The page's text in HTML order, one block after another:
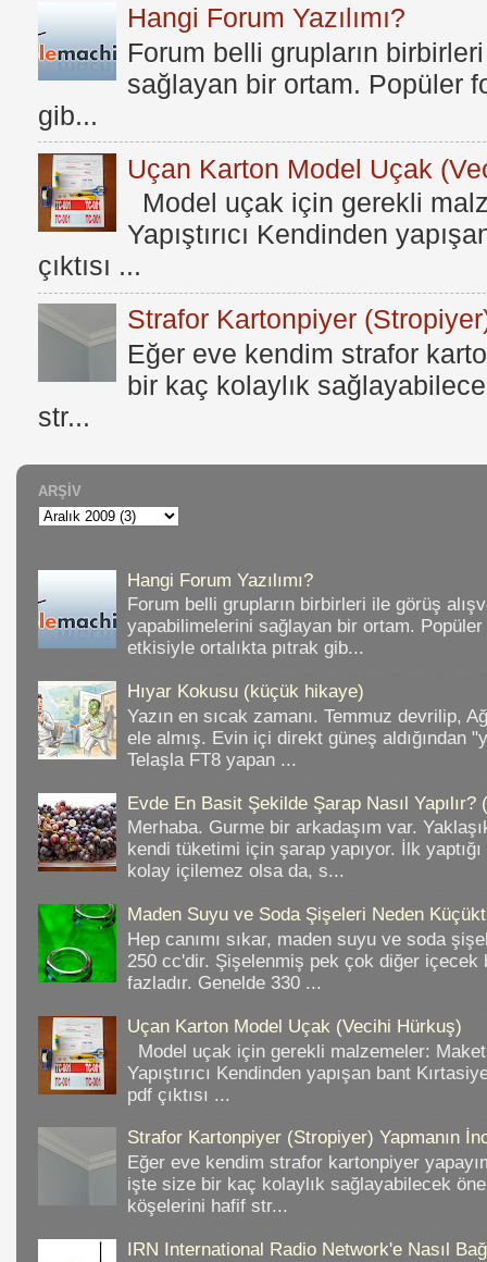
Hangi Forum Yazılımı?
Forum belli grupların
sağlayan bir ortam. Popüler
gib...
Uçan Karton Model Uçak
Model uçak için gerekli
Yapıştırıcı Kendinden
çıktısı ...
Strafor Kartonpiyer
Eğer eve kendim strafor
bir kaç kolaylık
str...
ARŞIV
Hangi Forum Yazılımı?
Forum belli grupların birbirleri ile görüş
yapabilimelerini sağlayan bir ortam. Popüler
etkisiyle ortalıkta pıtrak gib...
Hıyar Kokusu (küçük hikaye)
Yazın en sıcak zamanı. Temmuz devrilip,
ele almış. Evin içi direkt güneş aldığından
Telaşla FT8 yapan ...
Evde En Basit Şekilde Şarap Nasıl Yapılır?
Merhaba. Gurme bir arkadaşım var.
kendi tüketimi için şarap yapıyor. İlk
kolay içilemez olsa da, s...
Maden Suyu ve Soda Şişeleri Neden
Hep canımı sıkar, maden suyu ve soda
250 cc'dir. Şişelenmiş pek çok diğer içecek
fazladır. Genelde 330 ...
Uçan Karton Model Uçak (Vecihi Hürkuş)
Model uçak için gerekli malzemeler: Maket
Yapıştırıcı Kendinden yapışan bant
pdf çıktısı ...
Strafor Kartonpiyer (Stropiyer) Yapmanın
Eğer eve kendim strafor kartonpiyer
işte size bir kaç kolaylık sağlayabilecek
köşelerini hafif str...
IRN International Radio Network'e Nasıl